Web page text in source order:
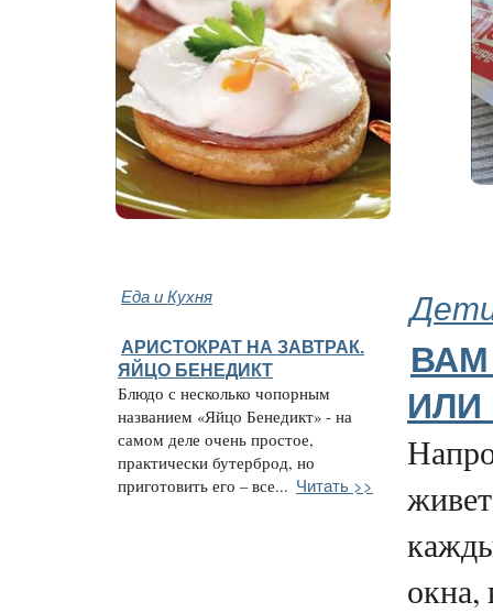
Еда и Кухня
АРИСТОКРАТ НА ЗАВТРАК.
ЯЙЦО БЕНЕДИКТ
Блюдо с несколько чопорным
названием «Яйцо Бенедикт» - на
самом деле очень простое,
практически бутерброд, но
приготовить его – все... Читать >>
окна,